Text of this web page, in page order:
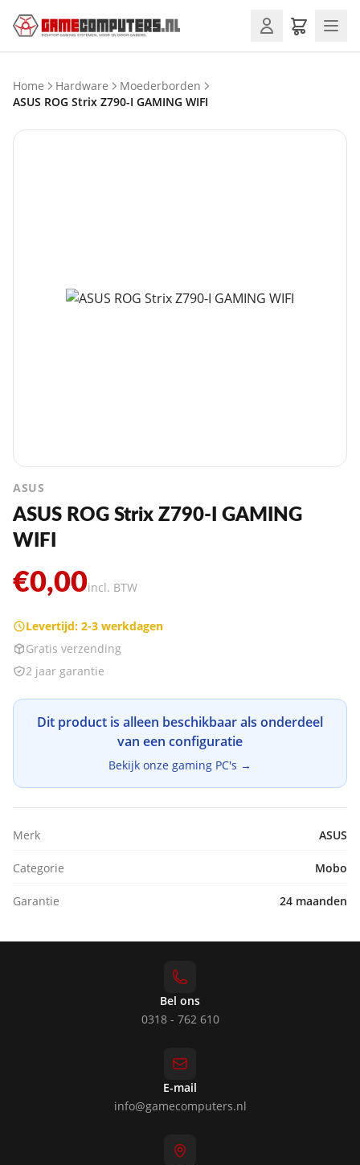
Home Hardware
Moederborden
ASUS ROG Strix Z790-I GAMING WIFI
ASUS
ASUS ROG Strix Z790-I GAMING
WIFI
€0,00incl. BTW
Levertijd: 2-3 werkdagen
Gratis verzending
2 jaar garantie
Dit product is alleen beschikbaar als onderdeel
van een configuratie
Bekijk onze gaming PC's →
Merk ASUS
Categorie Mobo
Garantie 24 maanden
Bel ons
0318 - 762 610
E-mail
info@gamecomputers.nl